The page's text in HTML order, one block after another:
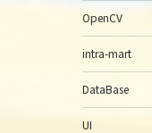
OpenCV
intra-mart
DataBase
UI